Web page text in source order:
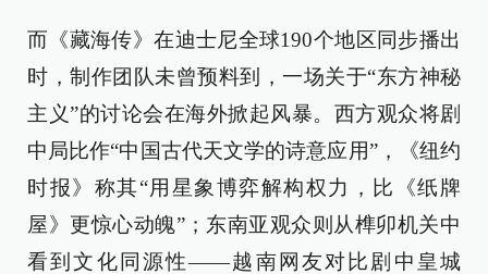
而《藏海传》在迪士尼全球190个地区同步播出
时，制作团队未曾预料到，一场关于“东方神秘
主义”的讨论会在海外掀起风暴。西方观众将剧
中局比作“中国古代天文学的诗意应用”，《纽约
时报》称其“用星象博弈解构权力，比《纸牌
屋》更惊心动魄”；东南亚观众则从榫卯机关中
看到文化同源性——越南网友对比剧中皇城